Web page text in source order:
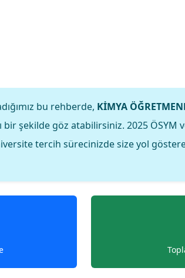
bu rehberde, KİMYA
bir şekilde göz atabilirsiniz. 2025 ÖSYM
tercih sürecinizde size yol